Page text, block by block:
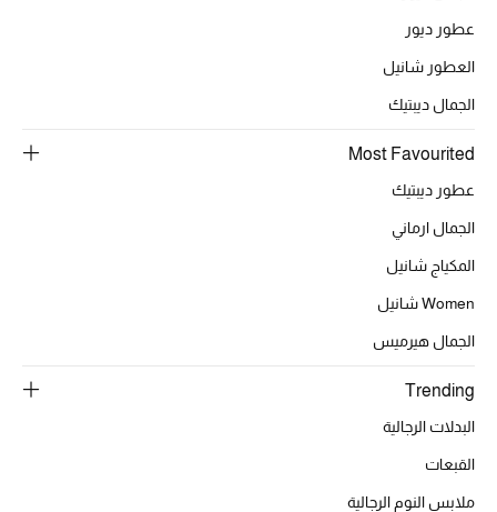
الموسم الجديد
الحقائب النسائية
حقائب رجالية
أبرز الحقائب
عطور ديور
العطور شانيل
الجمال ديبتيك
Most Favourited
عطور ديبتيك
الجمال ارماني
المكياج شانيل
Women شانيل
الجمال هيرميس
Trending
البدلات الرجالية
القبعات
ملابس النوم الرجالية